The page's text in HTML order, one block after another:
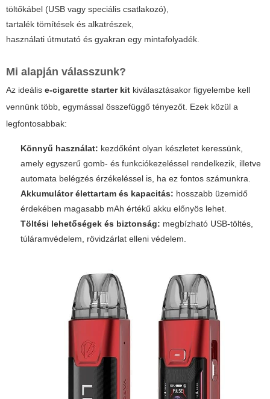
töltőkábel (USB vagy speciális csatlakozó),
tartalék tömítések és alkatrészek,
használati útmutató és gyakran egy mintafolyadék.
Mi alapján válasszunk?
Az ideális e-cigarette starter kit kiválasztásakor figyelembe kell
vennünk több, egymással összefüggő tényezőt. Ezek közül a
legfontosabbak:
Könnyű használat: kezdőként olyan készletet keressünk,
amely egyszerű gomb- és funkciókezeléssel rendelkezik, illetve
automata belégzés érzékeléssel is, ha ez fontos számunkra.
Akkumulátor élettartam és kapacitás: hosszabb üzemidő
érdekében magasabb mAh értékű akku előnyös lehet.
Töltési lehetőségek és biztonság: megbízható USB-töltés,
túláramvédelem, rövidzárlat elleni védelem.